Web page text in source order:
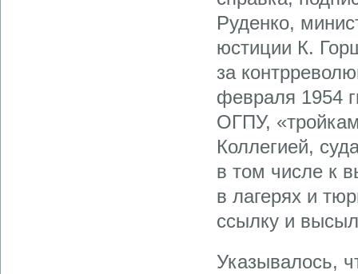
Руденко,
юстиции К.
за
февраля 1954
ОГПУ,
Коллегией,
в том числе к
в лагерях и
ссылку и
Указывалось,